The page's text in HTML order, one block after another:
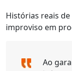
O que as
Histórias reais
improviso em
Ao